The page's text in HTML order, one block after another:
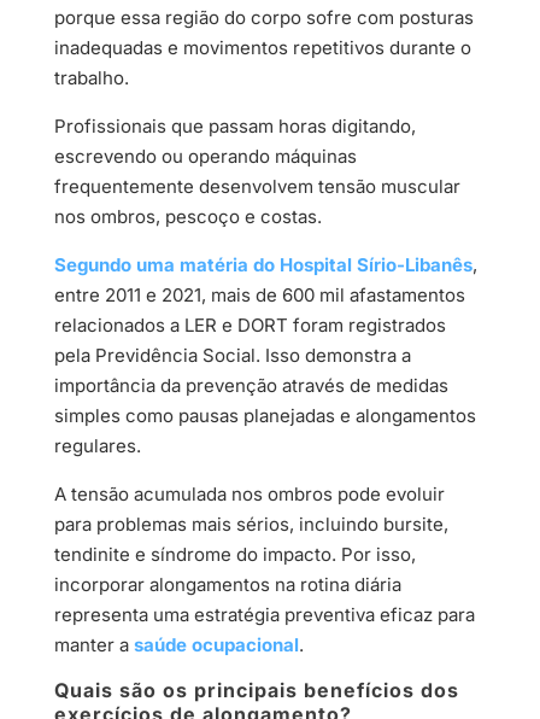
porque essa região do corpo sofre com posturas
inadequadas e movimentos repetitivos durante o
trabalho.
Profissionais que passam horas digitando,
escrevendo ou operando máquinas
frequentemente desenvolvem tensão muscular
nos ombros, pescoço e costas.
Segundo uma matéria do Hospital Sírio-Libanês,
entre 2011 e 2021, mais de 600 mil afastamentos
relacionados a LER e DORT foram registrados
pela Previdência Social. Isso demonstra a
importância da prevenção através de medidas
simples como pausas planejadas e alongamentos
regulares.
A tensão acumulada nos ombros pode evoluir
para problemas mais sérios, incluindo bursite,
tendinite e síndrome do impacto. Por isso,
incorporar alongamentos na rotina diária
representa uma estratégia preventiva eficaz para
manter a saúde ocupacional.
Quais são os principais benefícios dos
exercícios de alongamento?